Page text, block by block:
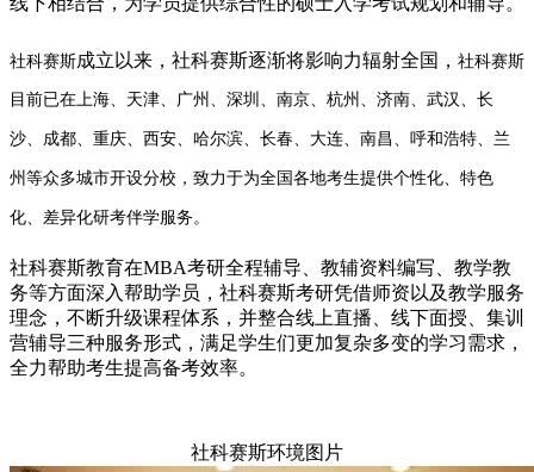
社科赛斯成立以来，社科赛斯逐渐将影响力辐射全国， 社科赛斯
目前已在上海、天津、广州、深圳、南京、杭州、济南、武汉、长
沙、成都、重庆、西安、哈尔滨、长春、大连、南昌、呼和浩特、兰
州 等众多城市开设分校，致力于为全国各地考生提供个性化、特色
化、差异化研考伴学服务。
社科赛斯教育在MBA考研全程辅导、教辅资料编写、教学教
务等方面深入帮助学员，社科赛斯考研凭借师资以及教学服务
理念，不断升级课程体系，并整合线上直播、线下面授、集训
营辅导三种服务形式，满足学生们更加复杂多变的学习需求，
全力帮助考生提高备考效率。
社科赛斯环境图片